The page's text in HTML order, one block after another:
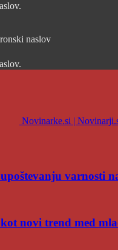
naslov
Novinarke.si |
varnosti
novi trend med